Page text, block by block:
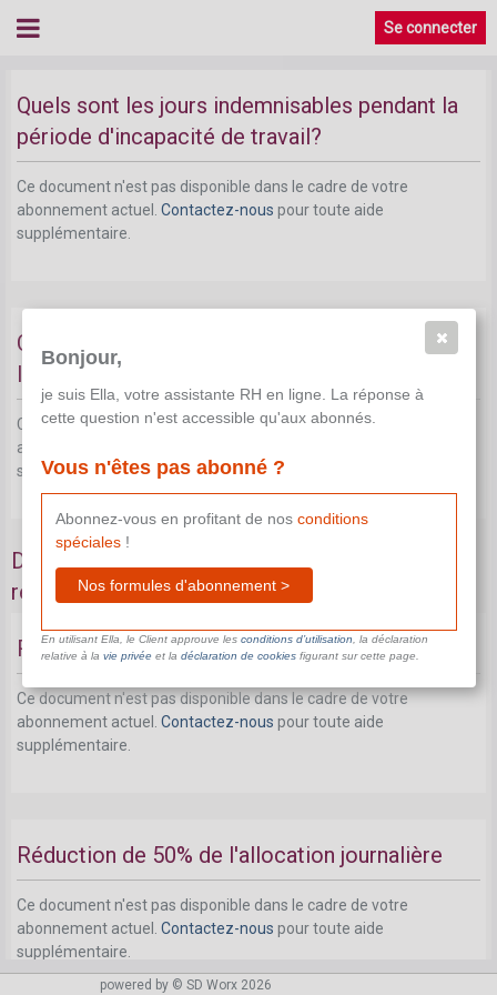
Se connecter
Quels sont les jours indemnisables pendant la
période d'incapacité de travail?
Ce document n'est pas disponible dans le cadre de votre
abonnement actuel. Contactez-nous pour toute aide
supplémentaire.
Quels sont les jours non indemnisables pendant
la période d'incapacité de travail?
Ce document n'est pas disponible dans le cadre de votre
abonnement actuel.
supplémentaire.
Dans quels cas l'indemnité de maladie est-elle
réduite?
Réduction de 10% de l'allocation journalière
Ce document n'est pas disponible dans le cadre de votre
abonnement actuel. Contactez-nous pour toute aide
supplémentaire.
Réduction de 50% de l'allocation journalière
Ce document n'est pas disponible dans le cadre de votre
abonnement actuel. Contactez-nous pour toute aide
supplémentaire.
powered by © SD Worx 2026
Bonjour,
je suis Ella, votre assistante RH en ligne. La réponse à
cette question n'est accessible qu'aux abonnés.
Vous n'êtes pas abonné ?
Abonnez-vous en profitant de nos conditions
spéciales!
Nos formules d'abonnement >
En utilisant Ella, le Client approuve les conditions d’utilisation , la déclaration
relative à la vie privéeet la déclaration de cookiesfigurant sur cette page.